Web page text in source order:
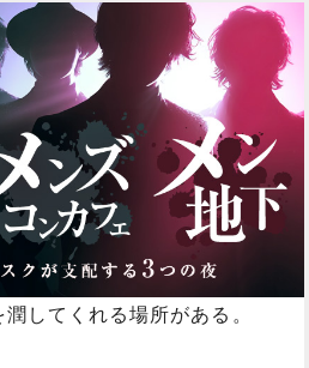
してくれる場所がある。